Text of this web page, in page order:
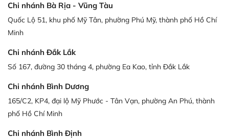
Chi nhánh Bà Rịa - Vũng Tàu
Quốc Lộ 51, khu phố Mỹ Tân, phường Phú Mỹ, thành phố Hồ Chí
Minh
Chi nhánh Đắk Lắk
Số 167, đường 30 tháng 4, phường Ea Kao, tỉnh Đắk Lắk
Chi nhánh Bình Dương
165/C2, KP4, đại lộ Mỹ Phước - Tân Vạn, phường An Phú, thành
phố Hồ Chí Minh
Chi nhánh Bình Định